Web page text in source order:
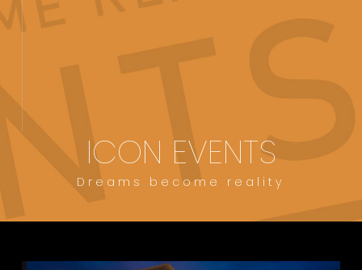
ICON EVENTS
Dreams become reality